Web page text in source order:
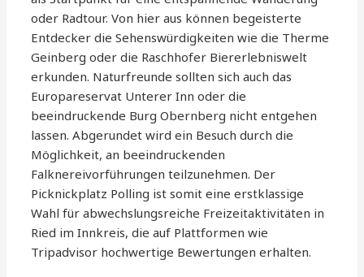
oder Radtour. Von hier aus können begeisterte
Entdecker die Sehenswürdigkeiten wie die Therme
Geinberg oder die Raschhofer Biererlebniswelt
erkunden. Naturfreunde sollten sich auch das
Europareservat Unterer Inn oder die
beeindruckende Burg Obernberg nicht entgehen
lassen. Abgerundet wird ein Besuch durch die
Möglichkeit, an beeindruckenden
Falknereivorführungen teilzunehmen. Der
Picknickplatz Polling ist somit eine erstklassige
Wahl für abwechslungsreiche Freizeitaktivitäten in
Ried im Innkreis, die auf Plattformen wie
Tripadvisor hochwertige Bewertungen erhalten.